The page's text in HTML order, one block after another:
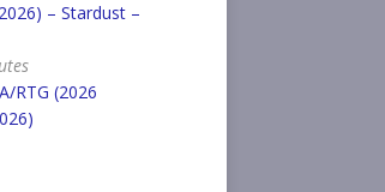
– Stardust –
RTG (2026